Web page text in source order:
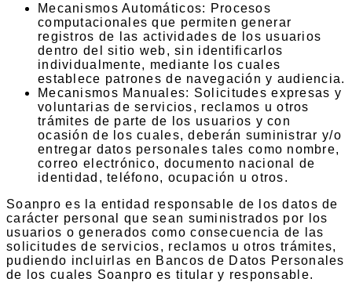
Mecanismos Automáticos: Procesos
computacionales que permiten generar
registros de las actividades de los usuarios
dentro del sitio web, sin identificarlos
individualmente, mediante los cuales
establece patrones de navegación y audiencia.
Mecanismos Manuales: Solicitudes expresas y
voluntarias de servicios, reclamos u otros
trámites de parte de los usuarios y con
ocasión de los cuales, deberán suministrar y/o
entregar datos personales tales como nombre,
correo electrónico, documento nacional de
identidad, teléfono, ocupación u otros.
Soanpro es la entidad responsable de los datos de
carácter personal que sean suministrados por los
usuarios o generados como consecuencia de las
solicitudes de servicios, reclamos u otros trámites,
pudiendo incluirlas en Bancos de Datos Personales
de los cuales Soanpro es titular y responsable.